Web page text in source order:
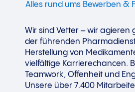
Alles rund ums Bewerben &
Wir sind Vetter – wir agieren
der führenden
Herstellung von
vielfältige Karrierechancen.
Teamwork, Offenheit und
Unsere über 7.400